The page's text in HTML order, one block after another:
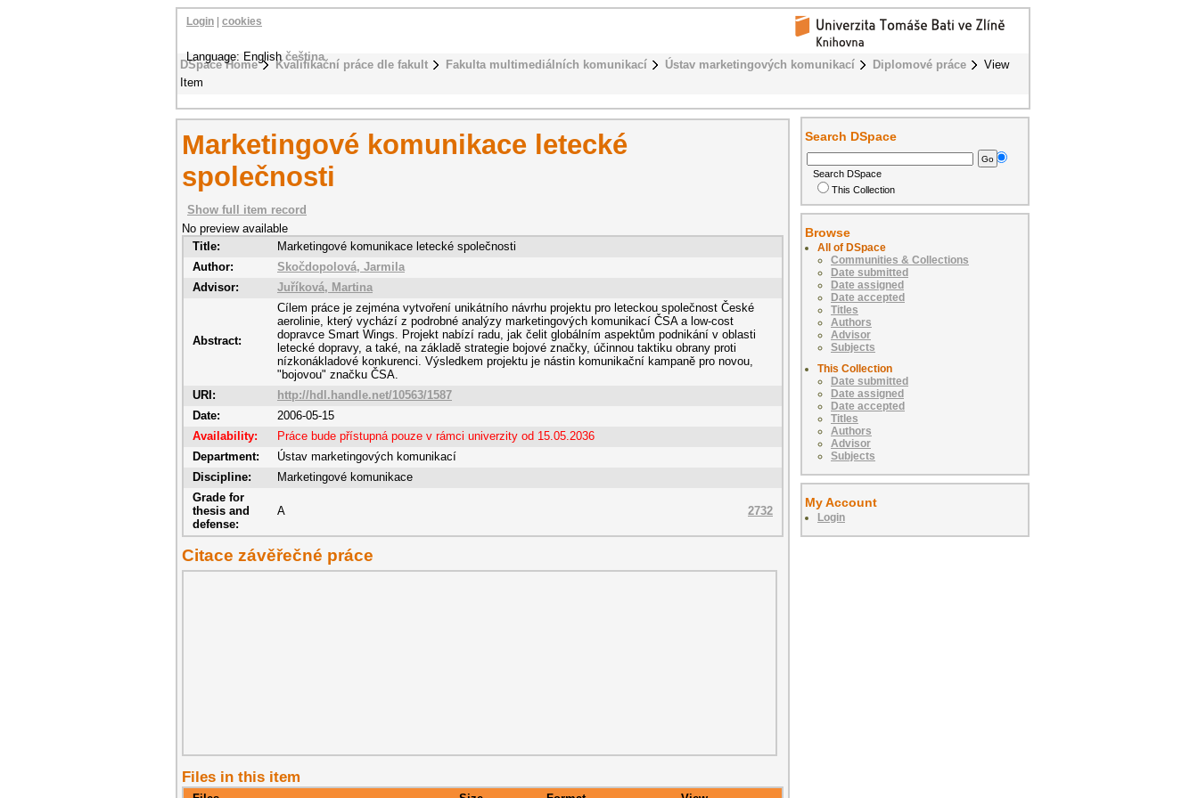
DSpace Home Kvalifikační práce dle fakult Fakulta multimediálních komunikací Ústav marketingových komunikací Diplomové práce
View
Item
Login cookies
Language: Englishčeština
Marketingové komunikace letecké
společnosti
Show full item record
No preview available
Title:
Marketingové komunikace letecké společnosti
Author:
Skočdopolová, Jarmila
Advisor:
Juříková, Martina
Abstract:
Cílem práce je zejména vytvoření unikátního návrhu projektu pro leteckou společnost České
aerolinie, který vychází z podrobné analýzy marketingových komunikací ČSA a low-cost
dopravce Smart Wings. Projekt nabízí radu, jak čelit globálním aspektům podnikání v oblasti
letecké dopravy, a také, na základě strategie bojové značky, účinnou taktiku obrany proti
nízkonákladové konkurenci. Výsledkem projektu je nástin komunikační kampaně pro novou,
"bojovou" značku ČSA.
URI:
http://hdl.handle.net/10563/1587
Date:
2006-05-15
Availability:
Práce bude přístupná pouze v rámci univerzity od 15.05.2036
Department:
Ústav marketingových komunikací
Discipline:
Marketingové komunikace
Grade for
thesis and
defense:
A 2732
Citace závěřečné práce
Files in this item
Search DSpace
Search DSpace
This Collection
Browse
All of DSpace
Communities & Collections
Date submitted
Date assigned
Date accepted
Titles
Authors
Advisor
Subjects
This Collection
Date submitted
Date assigned
Date accepted
Titles
Authors
Advisor
Subjects
My Account
Login